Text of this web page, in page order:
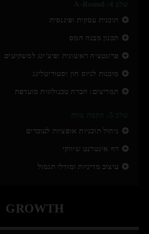
תוכנית עסקית ופיננסית
תכנון מבנה המס
פרזנטציה ראשונית ופיצ'ינג למשקיעים
מוכנות לגיוס הון וסטוריטלינג
תמריצים: חברה טכנולוגית מועדפת
ניהול תוכניות אופציות לעובדים
דף אינטרנט שיווקי
עיצוב מדיניות ומודלי תגמול
GROWTH